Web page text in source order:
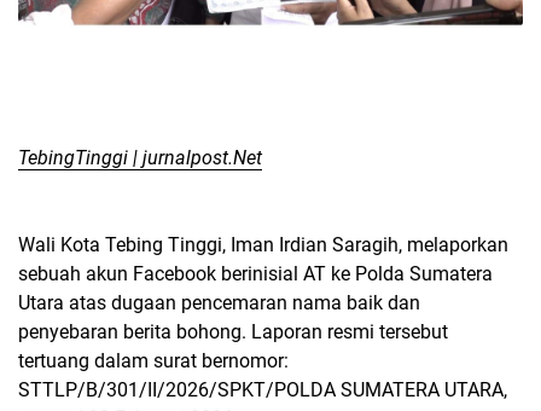
TebingTinggi | jurnalpost.Net
Wali Kota Tebing Tinggi, Iman Irdian Saragih, melaporkan
sebuah akun Facebook berinisial AT ke Polda Sumatera
Utara atas dugaan pencemaran nama baik dan
penyebaran berita bohong. Laporan resmi tersebut
tertuang dalam surat bernomor:
STTLP/B/301/II/2026/SPKT/POLDA SUMATERA UTARA,